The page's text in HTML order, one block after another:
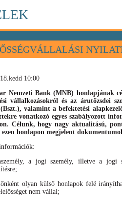
10:00
Nemzeti Bank (MNB) honlapjának
vállalkozásokról és az árutőzsdei
(Bszt.), valaminta befektetési
vonatkozó egyes szabályozott
Célunk, hogy nagy aktualitású,
ezen honlapon megjelent
a jogi személy, illetve a jogi
olyan külső honlapok felé
nem vállal;